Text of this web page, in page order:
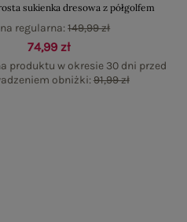
sukienka dresowa z półgolfem
74,99 zł
produktu w okresie 30 dni przed
obniżki:91,99 zł
regularna:149,99 zł